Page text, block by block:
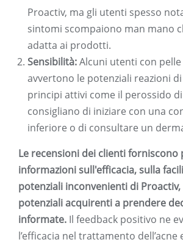
Proactiv, ma gli utenti spesso
sintomi scompaiono man mano
adatta ai prodotti.
Sensibilità:Alcuni utenti con
avvertono le potenziali reazioni
principi attivi come il perossido
consigliano di iniziare con una
inferiore o di consultare un
Le recensioni dei clienti forniscono
informazioni sull'efficacia, sulla
potenziali inconvenienti di
potenziali acquirenti a prendere
informate. Il feedback positivo ne
l’efficacia nel trattamento dell’acne